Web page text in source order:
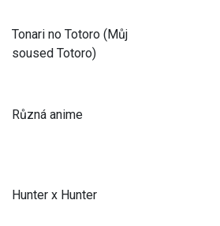
Tonari no Totoro (Můj
soused Totoro)
Různá anime
Hunter x Hunter